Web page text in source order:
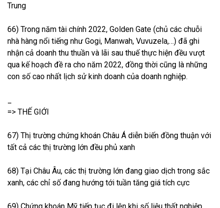
Trung
66) Trong năm tài chính 2022, Golden Gate (chủ các chuỗi
nhà hàng nổi tiếng như Gogi, Manwah, Vuvuzela,…) đã ghi
nhận cả doanh thu thuần và lãi sau thuế thực hiện đều vượt
qua kế hoạch đề ra cho năm 2022, đồng thời cũng là những
con số cao nhất lịch sử kinh doanh của doanh nghiệp.
=> THẾ GIỚI
67) Thị trường chứng khoán Châu Á diễn biến đồng thuận với
tất cả các thị trường lớn đều phủ xanh
68) Tại Châu Âu, các thị trường lớn đang giao dịch trong sắc
xanh, các chỉ số đang hướng tới tuần tăng giá tích cực
69) Chứng khoán Mỹ tiếp tục đi lên khi số liệu thất nghiệp